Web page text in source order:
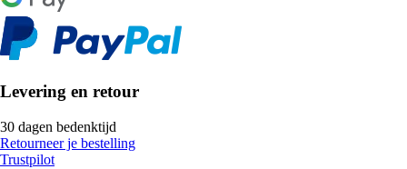
Levering en retour
30 dagen bedenktijd
Retourneer je bestelling
Trustpilot